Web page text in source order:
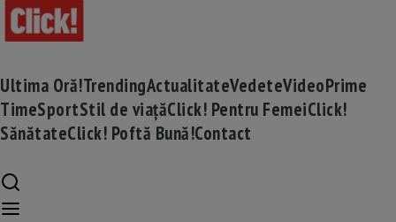
Ultima Oră!TrendingActualitateVedeteVideoPrime
TimeSportStil de viațăClick! Pentru FemeiClick!
SănătateClick! Poftă Bună!Contact